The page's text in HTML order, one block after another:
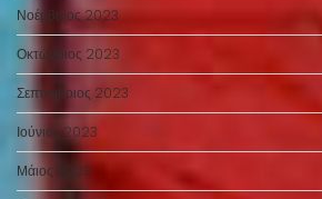
Νοέμβριος 2023
Οκτώβριος 2023
Σεπτέμβριος 2023
Ιούνιος 2023
Μάιος 2023